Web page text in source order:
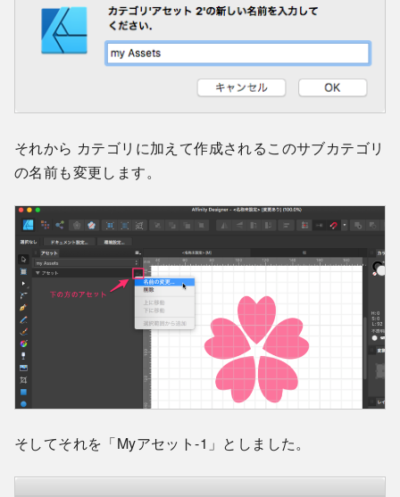
それから カテゴリに加えて作成されるこのサブカテゴリ
の名前も変更します。
そしてそれを「Myアセット-1」としました。